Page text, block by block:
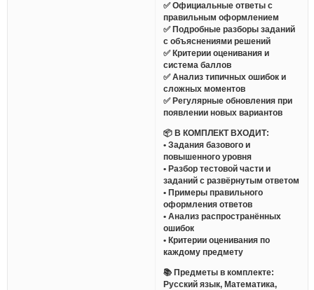
✅ Официальные ответы с
правильным оформлением
✅ Подробные разборы заданий
с объяснениями решений
✅ Критерии оценивания и
система баллов
✅ Анализ типичных ошибок и
сложных моментов
✅ Регулярные обновления при
появлении новых вариантов
📦 В КОМПЛЕКТ ВХОДИТ:
• Задания базового и
повышенного уровня
• Разбор тестовой части и
заданий с развёрнутым ответом
• Примеры правильного
оформления ответов
• Анализ распространённых
ошибок
• Критерии оценивания по
каждому предмету
📚 Предметы в комплекте:
Русский язык, Математика,